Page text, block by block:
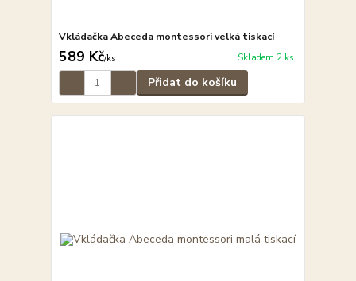
Vkládačka Abeceda montessori velká tiskací
589 Kč/ks Skladem 2 ks
Přidat do košíku